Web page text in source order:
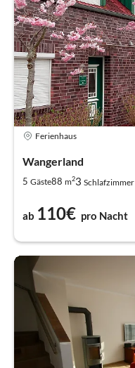
Ferienhaus
Wangerland
5 Gäste88 m23 Schlafzimmer
ab 110€ pro Nacht